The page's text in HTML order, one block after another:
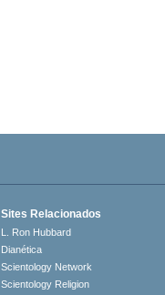
Sites Relacionados
L. Ron Hubbard
Dianética
Scientology Network
Scientology Religion